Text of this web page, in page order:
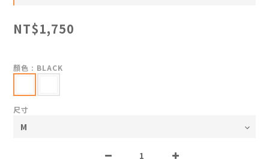
NT$1,750
顏色 : BLACK
尺寸